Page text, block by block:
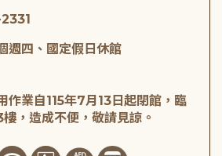
週四、國定假日休館
作業自115年7月13日起閉館，臨
，造成不便，敬請見諒。